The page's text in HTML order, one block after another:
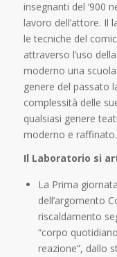
insegnanti del ‘900
lavoro dell’attore. Il
le tecniche del
attraverso l’uso
moderno una
genere del passato
complessità delle
qualsiasi genere
moderno e raffinato.
Il Laboratorio si
La Prima
dell’argomento
riscaldamento
“corpo
reazione”, dallo